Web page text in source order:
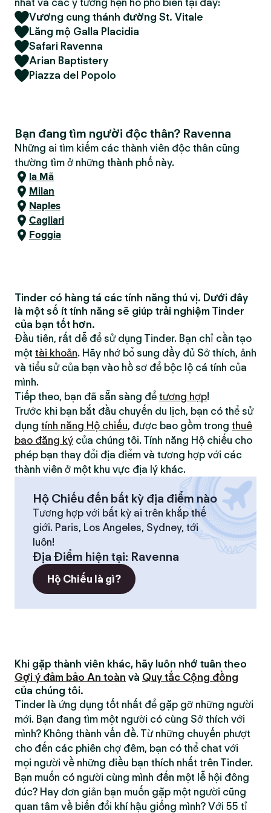
nhất và các ý tưởng hẹn hò phổ biến tại đây:
Vương cung thánh đường St. Vitale
Lăng mộ Galla Placidia
Safari Ravenna
Arian Baptistery
Piazza del Popolo
Bạn đang tìm người độc thân? Ravenna
Những ai tìm kiếm các thành viên độc thân cũng
thường tìm ở những thành phố này.
la Mã
Milan
Naples
Cagliari
Foggia
Tinder có hàng tá các tính năng thú vị. Dưới đây
là một số ít tính năng sẽ giúp trải nghiệm Tinder
của bạn tốt hơn.
Đầu tiên, rất dễ để sử dụng Tinder. Bạn chỉ cần tạo
một tài khoản. Hãy nhớ bổ sung đầy đủ Sở thích, ảnh
và tiểu sử của bạn vào hồ sơ để bộc lộ cá tính của
mình.
Tiếp theo, bạn đã sẵn sàng để tương hợp!
Trước khi bạn bắt đầu chuyến du lịch, bạn có thể sử
dụng tính năng Hộ chiếu, được bao gồm trong thuê
bao đăng ký của chúng tôi. Tính năng Hộ chiếu cho
phép bạn thay đổi địa điểm và tương hợp với các
thành viên ở một khu vực địa lý khác.
Hộ Chiếu đến bất kỳ địa điểm nào
Tương hợp với bất kỳ ai trên khắp thế
giới. Paris, Los Angeles, Sydney, tới
luôn!
Địa Điểm hiện tại: Ravenna
Hộ Chiếu là gì?
Khi gặp thành viên khác, hãy luôn nhớ tuân theo
Gợi ý đảm bảo An toàn và Quy tắc Cộng đồng
của chúng tôi.
Tinder là ứng dụng tốt nhất để gặp gỡ những người
mới. Bạn đang tìm một người có cùng Sở thích với
mình? Không thành vấn đề. Từ những chuyến phượt
cho đến các phiên chợ đêm, bạn có thể chat với
mọi người về những điều bạn thích nhất trên Tinder.
Bạn muốn có người cùng mình đến một lễ hội đông
đúc? Hay đơn giản bạn muốn gặp một người cũng
quan tâm về biến đổi khí hậu giống mình? Với 55 tỉ